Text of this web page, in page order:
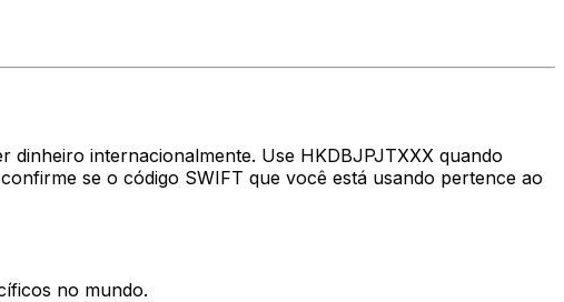
internacionalmente. Use HKDBJPJTXXX quando
se o código SWIFT que você está usando pertence ao
no mundo.